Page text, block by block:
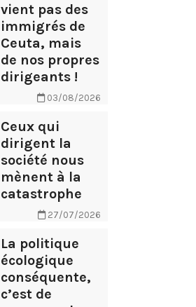
vient pas des
immigrés de
Ceuta, mais
de nos propres
dirigeants !
03/08/2026
Ceux qui
dirigent la
société nous
mènent à la
catastrophe
27/07/2026
La politique
écologique
conséquente,
c’est de